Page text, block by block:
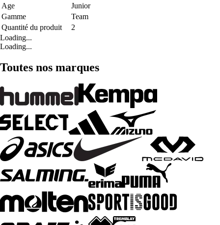
Age
Junior
Gamme
Team
Quantité du produit
2
Loading...
Loading...
Toutes nos marques